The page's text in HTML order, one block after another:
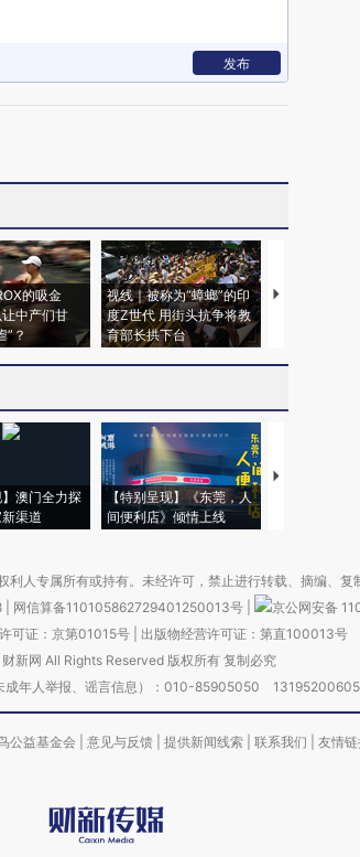
发布
的吸金
中产们甘
”？
视线｜被称为“蟑螂”的印
度Z世代 用街头抗争将教
育部长拱下台
视线｜“入侵”
】澳门全力探
渠道
【特别呈现】《东莞，人
间便利店》倾情上线
【推广】走进
人专属所有或持有。未经许可，禁止进行转载、摘编、复
网信算备110105862729401250013号
京公网安备
可证：京第01015号| 出版物经营许可证：第直100013号
新网 All Rights Reserved 版权所有 复制必究
成年人举报、谣言信息）：010-85905050
公益基金会 意见与反馈 提供新闻线索 联系我们 友情